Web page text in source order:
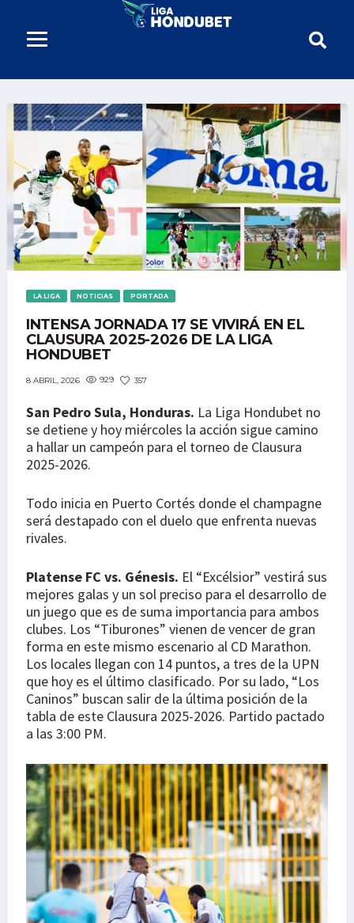
LA LIGA NOTICIAS PORTADA
INTENSA JORNADA 17 SE VIVIRÁ EN EL
CLAUSURA 2025-2026 DE LA LIGA
HONDUBET
8 ABRIL, 2026 929 357
San Pedro Sula, Honduras. La Liga Hondubet no
se detiene y hoy miércoles la acción sigue camino
a hallar un campeón para el torneo de Clausura
2025-2026.
Todo inicia en Puerto Cortés donde el champagne
será destapado con el duelo que enfrenta nuevas
rivales.
Platense FC vs. Génesis. El “Excélsior” vestirá sus
mejores galas y un sol preciso para el desarrollo de
un juego que es de suma importancia para ambos
clubes. Los “Tiburones” vienen de vencer de gran
forma en este mismo escenario al CD Marathon.
Los locales llegan con 14 puntos, a tres de la UPN
que hoy es el último clasificado. Por su lado, “Los
Caninos” buscan salir de la última posición de la
tabla de este Clausura 2025-2026. Partido pactado
a las 3:00 PM.